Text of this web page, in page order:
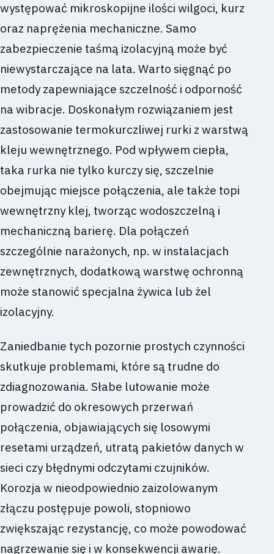
występować mikroskopijne ilości wilgoci, kurz
oraz naprężenia mechaniczne. Samo
zabezpieczenie taśmą izolacyjną może być
niewystarczające na lata. Warto sięgnąć po
metody zapewniające szczelność i odporność
na wibracje. Doskonałym rozwiązaniem jest
zastosowanie termokurczliwej rurki z warstwą
kleju wewnętrznego. Pod wpływem ciepła,
taka rurka nie tylko kurczy się, szczelnie
obejmując miejsce połączenia, ale także topi
wewnętrzny klej, tworząc wodoszczelną i
mechaniczną barierę. Dla połączeń
szczególnie narażonych, np. w instalacjach
zewnętrznych, dodatkową warstwę ochronną
może stanowić specjalna żywica lub żel
izolacyjny.
Zaniedbanie tych pozornie prostych czynności
skutkuje problemami, które są trudne do
zdiagnozowania. Słabe lutowanie może
prowadzić do okresowych przerwań
połączenia, objawiających się losowymi
resetami urządzeń, utratą pakietów danych w
sieci czy błędnymi odczytami czujników.
Korozja w nieodpowiednio zaizolowanym
złączu postępuje powoli, stopniowo
zwiększając rezystancję, co może powodować
nagrzewanie się i w konsekwencji awarię.